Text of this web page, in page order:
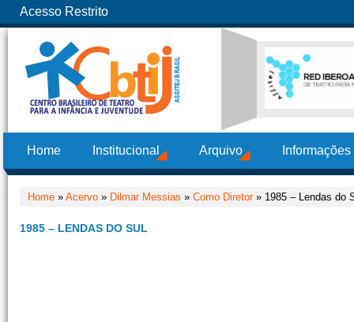
Acesso Restrito
Home Institucional Arquivo
Home » Acervo » Dilmar Messias » Como Diretor» 1985 – Lendas do
1985 – LENDAS DO SUL